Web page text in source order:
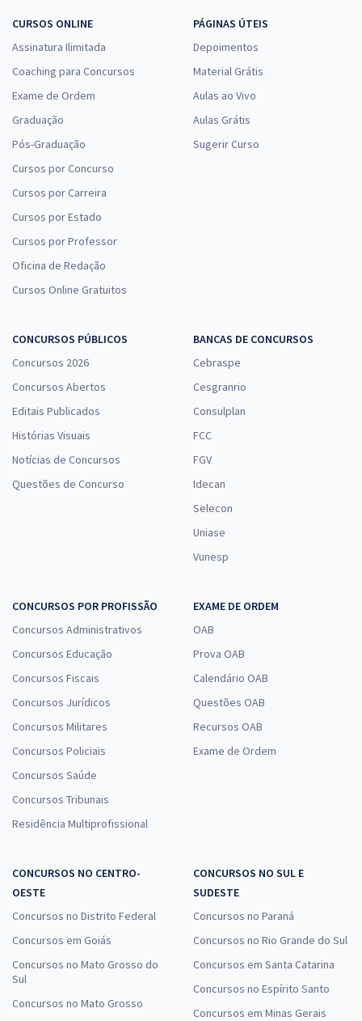
CURSOS ONLINE
Assinatura Ilimitada
Coaching para Concursos
Exame de Ordem
Graduação
Pós-Graduação
Cursos por Concurso
Cursos por Carreira
Cursos por Estado
Cursos por Professor
Oficina de Redação
Cursos Online Gratuitos
PÁGINAS ÚTEIS
Depoimentos
Material Grátis
Aulas ao Vivo
Aulas Grátis
Sugerir Curso
CONCURSOS PÚBLICOS
Concursos 2026
Concursos Abertos
Editais Publicados
Histórias Visuais
Notícias de Concursos
Questões de Concurso
BANCAS DE CONCURSOS
Cebraspe
Cesgranrio
Consulplan
FCC
FGV
Idecan
Selecon
Uniase
Vunesp
CONCURSOS POR PROFISSÃO
Concursos Administrativos
Concursos Educação
Concursos Fiscais
Concursos Jurídicos
Concursos Militares
Concursos Policiais
Concursos Saúde
Concursos Tribunais
Residência Multiprofissional
EXAME DE ORDEM
OAB
Prova OAB
Calendário OAB
Questões OAB
Recursos OAB
Exame de Ordem
CONCURSOS NO CENTRO-
OESTE
Concursos no Distrito Federal
Concursos em Goiás
Concursos no Mato Grosso do
Sul
Concursos no Mato Grosso
CONCURSOS NO SUL E
SUDESTE
Concursos no Paraná
Concursos no Rio Grande do Sul
Concursos em Santa Catarina
Concursos no Espírito Santo
Concursos em Minas Gerais